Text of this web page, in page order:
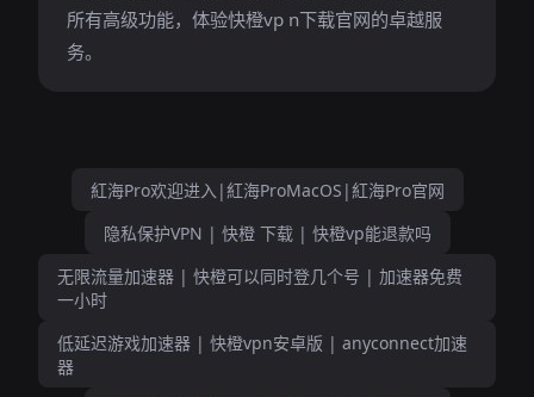
所有高级功能，体验快橙vp n下载官网的卓越服
务。
紅海Pro欢迎进入|紅海ProMacOS|紅海Pro官网
隐私保护VPN | 快橙 下载 | 快橙vp能退款吗
无限流量加速器 | 快橙可以同时登几个号 | 加速器免费
一小时
低延迟游戏加速器 | 快橙vpn安卓版 | anyconnect加速
器